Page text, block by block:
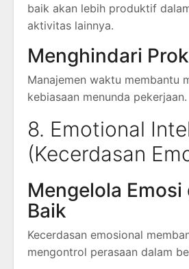
baik akan lebih produktif
aktivitas lainnya.
Menghindari
Manajemen waktu membantu
kebiasaan menunda pekerjaan.
8. Emotional
(Kecerdasan
Mengelola Emosi
Baik
Kecerdasan emosional
mengontrol perasaan dalam